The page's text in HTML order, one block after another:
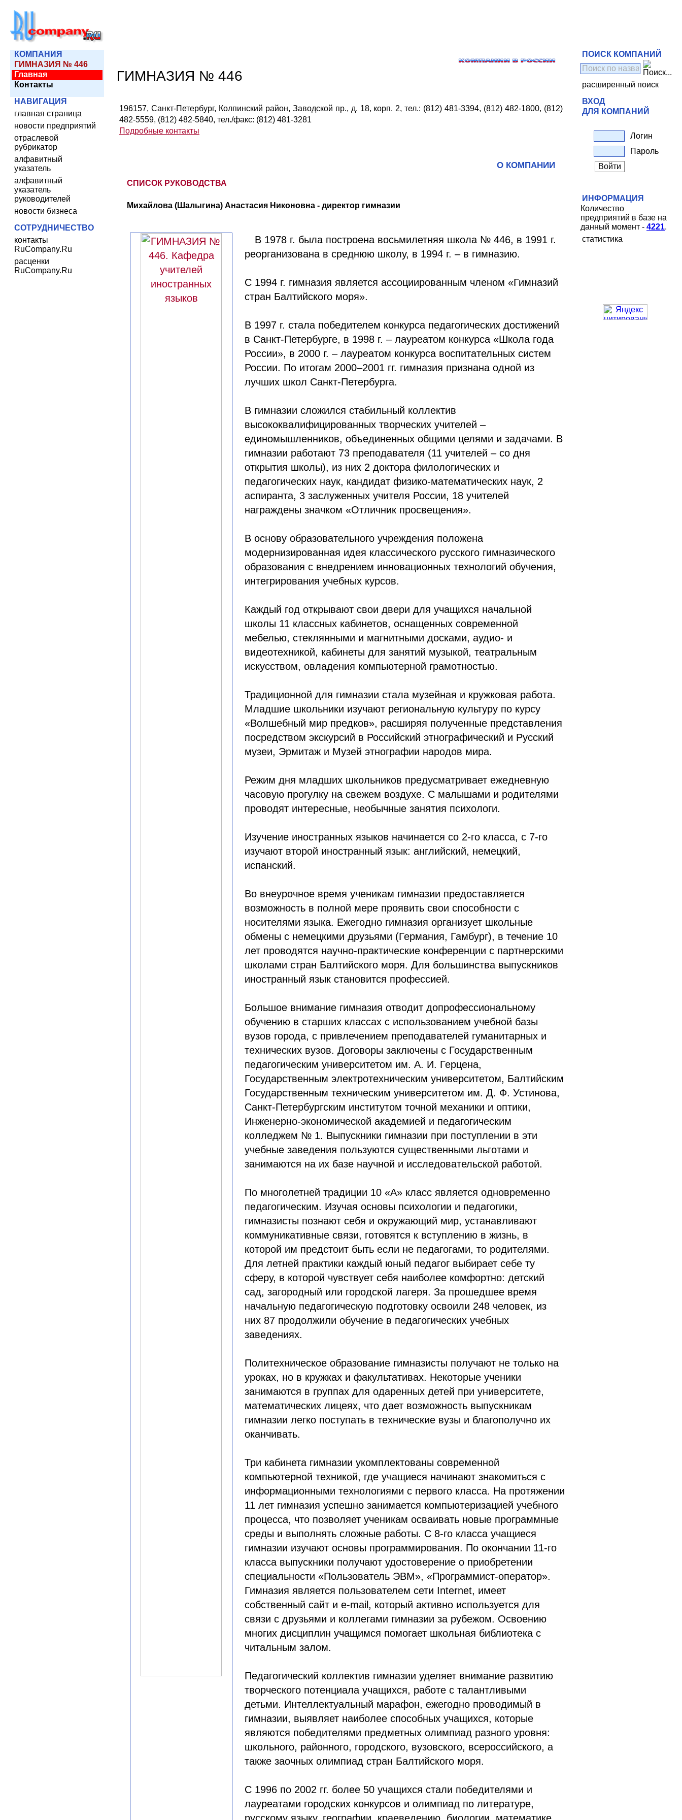
КОМПАНИЯ
ГИМНАЗИЯ № 446
Главная
Контакты
НАВИГАЦИЯ
главная страница
новости предприятий
отраслевой
рубрикатор
алфавитный
указатель
алфавитный
указатель
руководителей
новости бизнеса
СОТРУДНИЧЕСТВО
контакты
RuCompany.Ru
расценки
RuCompany.Ru
ГИМНАЗИЯ № 446
196157, Санкт-Петербург, Колпинский район, Заводской пр., д. 18, корп. 2, тел.: (812) 481-3394, (812) 482-1800, (812)
482-5559, (812) 482-5840, тел./факс: (812) 481-3281
Подробные контакты
О КОМПАНИИ
СПИСОК РУКОВОДСТВА
Михайлова (Шалыгина) Анастасия Никоновна - директор гимназии
В 1978 г. была построена восьмилетняя школа № 446, в 1991 г.
реорганизована в среднюю школу, в 1994 г. – в гимназию.
С 1994 г. гимназия является ассоциированным членом «Гимназий
стран Балтийского моря».
В 1997 г. стала победителем конкурса педагогических достижений
в Санкт-Петербурге, в 1998 г. – лауреатом конкурса «Школа года
России», в 2000 г. – лауреатом конкурса воспитательных систем
России. По итогам 2000–2001 гг. гимназия признана одной из
лучших школ Санкт-Петербурга.
В гимназии сложился стабильный коллектив
высококвалифицированных творческих учителей –
единомышленников, объединенных общими целями и задачами. В
гимназии работают 73 преподавателя (11 учителей – со дня
открытия школы), из них 2 доктора филологических и
педагогических наук, кандидат физико-математических наук, 2
аспиранта, 3 заслуженных учителя России, 18 учителей
награждены значком «Отличник просвещения».
В основу образовательного учреждения положена
модернизированная идея классического русского гимназического
образования с внедрением инновационных технологий обучения,
интегрирования учебных курсов.
Каждый год открывают свои двери для учащихся начальной
школы 11 классных кабинетов, оснащенных современной
мебелью, стеклянными и магнитными досками, аудио- и
видеотехникой, кабинеты для занятий музыкой, театральным
искусством, овладения компьютерной грамотностью.
Традиционной для гимназии стала музейная и кружковая работа.
Младшие школьники изучают региональную культуру по курсу
«Волшебный мир предков», расширяя полученные представления
посредством экскурсий в Российский этнографический и Русский
музеи, Эрмитаж и Музей этнографии народов мира.
Режим дня младших школьников предусматривает ежедневную
часовую прогулку на свежем воздухе. С малышами и родителями
проводят интересные, необычные занятия психологи.
Изучение иностранных языков начинается со 2-го класса, с 7-го
изучают второй иностранный язык: английский, немецкий,
испанский.
Во внеурочное время ученикам гимназии предоставляется
возможность в полной мере проявить свои способности с
носителями языка. Ежегодно гимназия организует школьные
обмены с немецкими друзьями (Германия, Гамбург), в течение 10
лет проводятся научно-практические конференции с партнерскими
школами стран Балтийского моря. Для большинства выпускников
иностранный язык становится профессией.
Большое внимание гимназия отводит допрофессиональному
обучению в старших классах с использованием учебной базы
вузов города, с привлечением преподавателей гуманитарных и
технических вузов. Договоры заключены с Государственным
педагогическим университетом им. А. И. Герцена,
Государственным электротехническим университетом, Балтийским
Государственным техническим университетом им. Д. Ф. Устинова,
Санкт-Петербургским институтом точной механики и оптики,
Инженерно-экономической академией и педагогическим
колледжем № 1. Выпускники гимназии при поступлении в эти
учебные заведения пользуются существенными льготами и
занимаются на их базе научной и исследовательской работой.
По многолетней традиции 10 «А» класс является одновременно
педагогическим. Изучая основы психологии и педагогики,
гимназисты познают себя и окружающий мир, устанавливают
коммуникативные связи, готовятся к вступлению в жизнь, в
которой им предстоит быть если не педагогами, то родителями.
Для летней практики каждый юный педагог выбирает себе ту
сферу, в которой чувствует себя наиболее комфортно: детский
сад, загородный или городской лагеря. За прошедшее время
начальную педагогическую подготовку освоили 248 человек, из
них 87 продолжили обучение в педагогических учебных
заведениях.
Политехническое образование гимназисты получают не только на
уроках, но в кружках и факультативах. Некоторые ученики
занимаются в группах для одаренных детей при университете,
математических лицеях, что дает возможность выпускникам
гимназии легко поступать в технические вузы и благополучно их
оканчивать.
Три кабинета гимназии укомплектованы современной
компьютерной техникой, где учащиеся начинают знакомиться с
информационными технологиями с первого класса. На протяжении
11 лет гимназия успешно занимается компьютеризацией учебного
процесса, что позволяет ученикам осваивать новые программные
среды и выполнять сложные работы. С 8-го класса учащиеся
гимназии изучают основы программирования. По окончании 11-го
класса выпускники получают удостоверение о приобретении
специальности «Пользователь ЭВМ», «Программист-оператор».
Гимназия является пользователем сети Internet, имеет
собственный сайт и e-mail, который активно используется для
связи с друзьями и коллегами гимназии за рубежом. Освоению
многих дисциплин учащимся помогает школьная библиотека с
читальным залом.
Педагогический коллектив гимназии уделяет внимание развитию
творческого потенциала учащихся, работе с талантливыми
детьми. Интеллектуальный марафон, ежегодно проводимый в
гимназии, выявляет наиболее способных учащихся, которые
являются победителями предметных олимпиад разного уровня:
школьного, районного, городского, вузовского, всероссийского, а
также заочных олимпиад стран Балтийского моря.
С 1996 по 2002 гг. более 50 учащихся стали победителями и
лауреатами городских конкурсов и олимпиад по литературе,
ПОИСК КОМПАНИЙ
расширенный поиск
ВХОД
ДЛЯ КОМПАНИЙ
Логин
Пароль
ИНФОРМАЦИЯ
Количество
предприятий в базе на
данный момент - 4221.
статистика